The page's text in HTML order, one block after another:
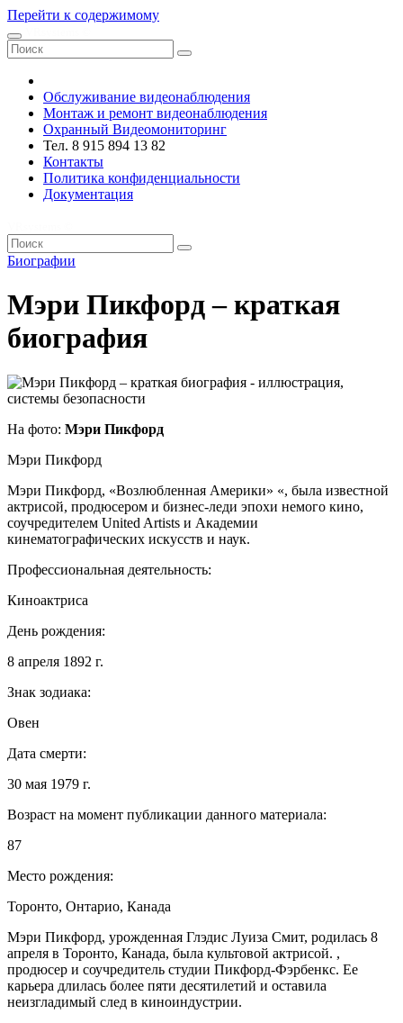
Перейти к содержимому
Обслуживание видеонаблюдения
Монтаж и ремонт видеонаблюдения
Охранный Видеомониторинг
Тел. 8 915 894 13 82
Контакты
Политика конфиденциальности
Документация
Биографии
Мэри Пикфорд – краткая
биография
На фото: Мэри Пикфорд
Мэри Пикфорд
Мэри Пикфорд, «Возлюбленная Америки» «, была известной
актрисой, продюсером и бизнес-леди эпохи немого кино,
соучредителем United Artists и Академии
кинематографических искусств и наук.
Профессиональная деятельность:
Киноактриса
День рождения:
8 апреля 1892 г.
Знак зодиака:
Овен
Дата смерти:
30 мая 1979 г.
Возраст на момент публикации данного материала:
87
Место рождения:
Торонто, Онтарио, Канада
Мэри Пикфорд, урожденная Глэдис Луиза Смит, родилась 8
апреля в Торонто, Канада, была культовой актрисой. ,
продюсер и соучредитель студии Пикфорд-Фэрбенкс. Ее
карьера длилась более пяти десятилетий и оставила
неизгладимый след в киноиндустрии.